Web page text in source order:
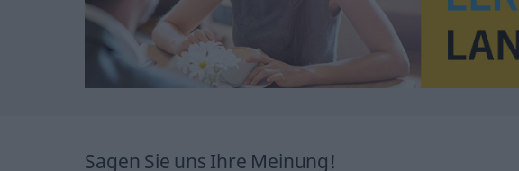
Sagen Sie uns Ihre Meinung!